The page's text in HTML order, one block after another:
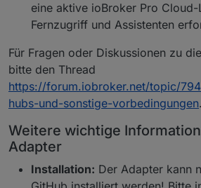
eine aktive ioBroker Pro
Fernzugriff und Assistenten
Für Fragen oder Diskussionen zu
bitte den Thread
https://forum.iobroker.net/topic/
hubs-und-sonstige-vorbedingungen.
Weitere wichtige
Adapter
Installation: Der Adapter kann